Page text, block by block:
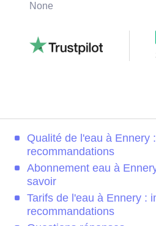
None
Qualité de l'eau à Ennery
recommandations
Abonnement eau à
savoir
Tarifs de l'eau à Ennery :
recommandations